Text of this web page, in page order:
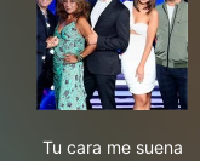
Tu cara me suena